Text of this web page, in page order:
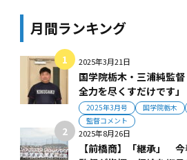
月間ランキング
2025年3月21日
国学院栃木・三浦純監
全力を尽くすだけです」
2025年3月号 国学院栃木
監督コメント
2025年8月26日
【前橋商】「継承」